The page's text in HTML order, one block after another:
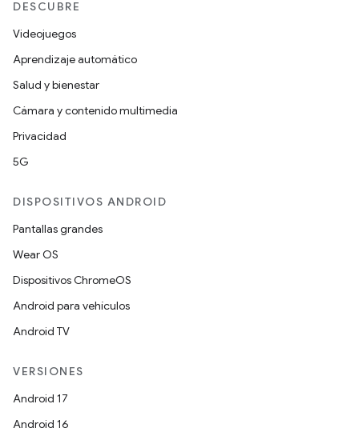
DESCUBRE
Videojuegos
Aprendizaje automático
Salud y bienestar
Cámara y contenido multimedia
Privacidad
5G
DISPOSITIVOS ANDROID
Pantallas grandes
Wear OS
Dispositivos ChromeOS
Android para vehículos
Android TV
VERSIONES
Android 17
Android 16